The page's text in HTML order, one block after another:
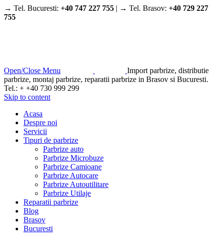
→ Tel. Bucuresti: +40 747 227 755 | → Tel. Brasov: +40 729 227
755
Open/Close Menu
Import parbrize, distributie
parbrize, montaj parbrize, reparatii parbrize in Brasov si Bucuresti.
Tel.: + +40 730 999 299
Skip to content
Acasa
Despre noi
Servicii
Tipuri de parbrize
Parbrize auto
Parbrize Microbuze
Parbrize Camioane
Parbrize Autocare
Parbrize Autoutilitare
Parbrize Utilaje
Reparatii parbrize
Blog
Brasov
Bucuresti